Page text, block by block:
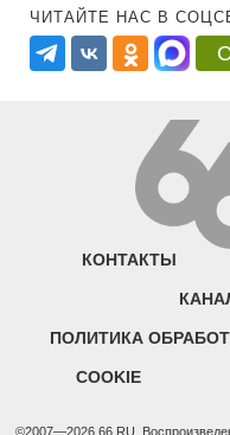
ЧИТАЙТЕ НАС В
КОНТАКТЫ
ПОЛИТИКА
COOKIE
©2007—2026 66.RU.